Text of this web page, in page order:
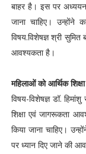
बाहर है। इस पर अध्ययन
जाना चाहिए। उन्होंने
विषय.विशेषज्ञ श्री
आवश्यकता है।
महिलाओं को आर्थिक
विषय-विशेषज्ञ डॉ.
शिक्षा एवं जागरूकता
किया जाना चाहिए।
पर ध्यान दिए जाने की